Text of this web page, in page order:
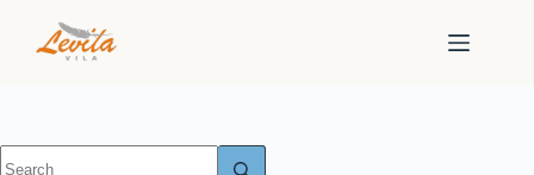
content